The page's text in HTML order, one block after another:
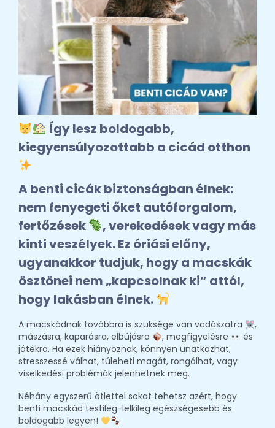
Így lesz boldogabb,
kiegyensúlyozottabb a cicád otthon
A benti cicák biztonságban élnek:
nem fenyegeti őket autóforgalom,
fertőzések
, verekedések vagy más
kinti veszélyek. Ez óriási előny,
ugyanakkor tudjuk, hogy a macskák
ösztönei nem „kapcsolnak ki” attól,
hogy lakásban élnek.
A macskádnak továbbra is szüksége van vadászatra
,
mászásra, kaparásra, elbújásra
, megfigyelésre
és
játékra. Ha ezek hiányoznak, könnyen unatkozhat,
stresszessé válhat, túleheti magát, rongálhat, vagy
viselkedési problémák jelenhetnek meg.
Néhány egyszerű ötlettel sokat tehetsz azért, hogy
benti macskád testileg-lelkileg egészségesebb és
boldogabb legyen!